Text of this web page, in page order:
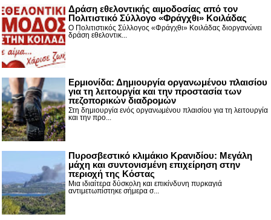
Δράση εθελοντικής αιμοδοσίας από τον
Πολιτιστικό Σύλλογο «Φράγχθι» Κοιλάδας
Ο Πολιτιστικός Σύλλογος «Φράγχθι» Κοιλάδας διοργανώνει
δράση εθελοντικ...
Ερμιονίδα: Δημιουργία οργανωμένου πλαισίου
για τη λειτουργία και την προστασία των
πεζοπορικών διαδρομών
Στη δημιουργία ενός οργανωμένου πλαισίου για τη λειτουργία
και την προ...
Πυροσβεστικό κλιμάκιο Κρανιδίου: Μεγάλη
μάχη και συντονισμένη επιχείρηση στην
περιοχή της Κόστας
Μια ιδιαίτερα δύσκολη και επικίνδυνη πυρκαγιά
αντιμετωπίστηκε σήμερα σ...